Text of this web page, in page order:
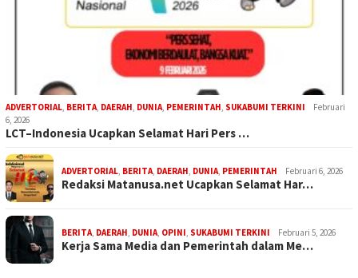
ADVERTORIAL, BERITA, DAERAH, DUNIA, PEMERINTAH, SUKABUMI TERKINI
Februari
6, 2026
LCT–Indonesia Ucapkan Selamat Hari Pers …
ADVERTORIAL, BERITA, DAERAH, DUNIA, PEMERINTAH Februari 6, 2026
Redaksi Matanusa.net Ucapkan Selamat Har…
BERITA, DAERAH, DUNIA, OPINI, SUKABUMI TERKINI Februari 5, 2026
Kerja Sama Media dan Pemerintah dalam Me…